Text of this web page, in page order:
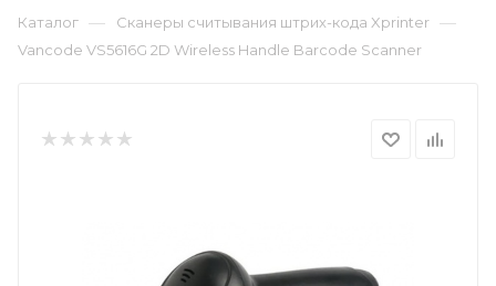
Каталог — Сканеры считывания штрих-кода Xprinter —
Vancode VS5616G 2D Wireless Handle Barcode Scanner